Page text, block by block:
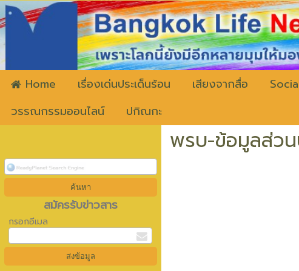
Home เรื่องเด่นประเด็นร้อน เสียงจากสื่อ
วรรณกรรมออนไลน์
ปกิณกะ
สมัครรับข่าวสาร
กรอกอีเมล
พรบ-ข้อมูลส่ว